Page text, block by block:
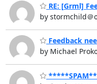
RE: [Grml]
by stormchild＠
Feedback
by Michael